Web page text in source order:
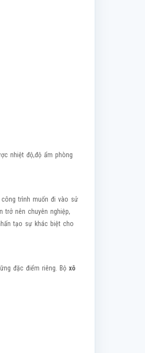
nhiệt độ,độ ẩm phòng
trình muốn đi vào sử
trở nên chuyên nghiệp,
tạo sự khác biệt cho
đặc điểm riêng. Bộ xô